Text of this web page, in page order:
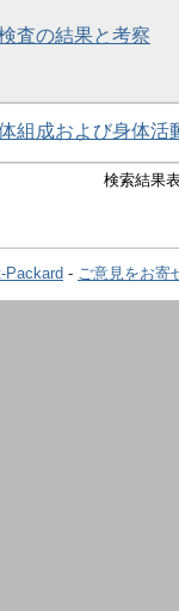
査の結果と考察
組成および身体活
検索結果
Packard - ご意見をお寄